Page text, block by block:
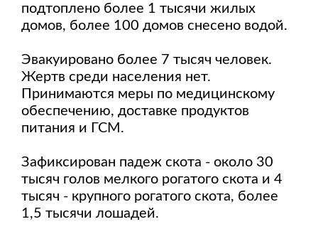
подтоплено более 1 тысячи жилых
домов, более 100 домов снесено водой.
Эвакуировано более 7 тысяч человек.
Жертв среди населения нет.
Принимаются меры по медицинскому
обеспечению, доставке продуктов
питания и ГСМ.
Зафиксирован падеж скота - около 30
тысяч голов мелкого рогатого скота и 4
тысяч - крупного рогатого скота, более
1,5 тысячи лошадей.